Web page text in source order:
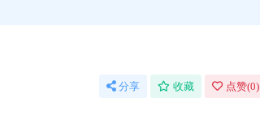
分享 收藏 点赞(0)